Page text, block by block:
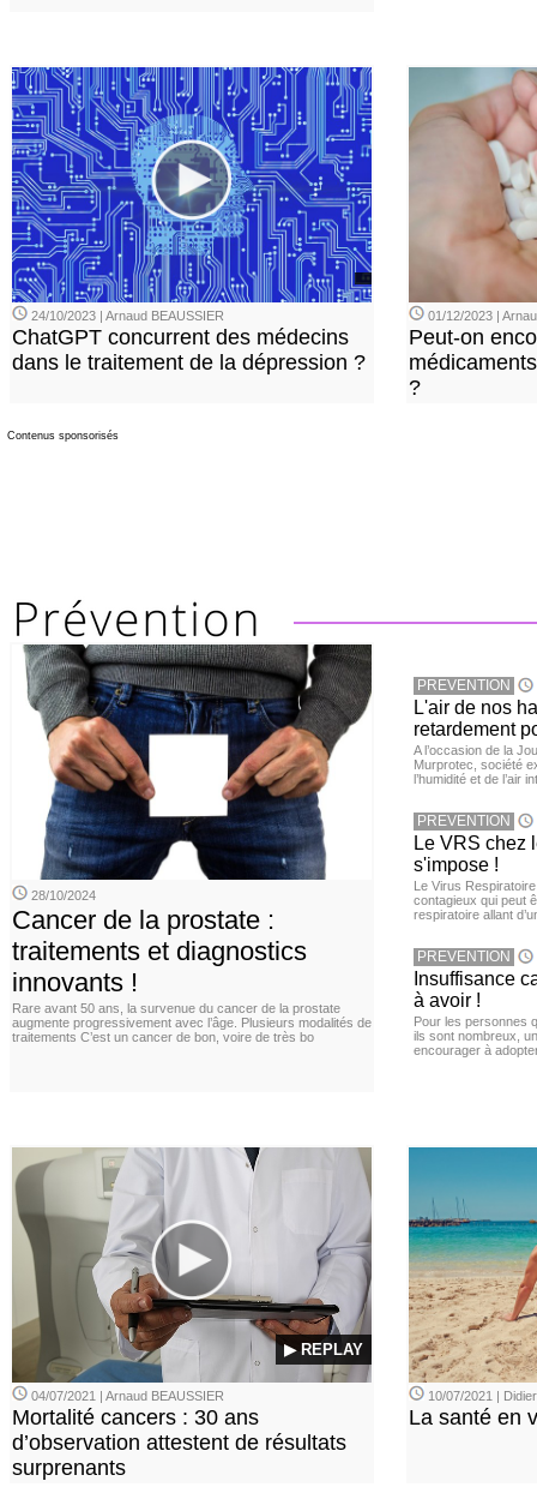
24/10/2023 | Arnaud BEAUSSIER
ChatGPT concurrent des médecins
dans le traitement de la dépression ?
01/12/2023 |
Peut-on
?
Contenus sponsorisés
28/10/2024
Cancer de la prostate :
traitements et diagnostics
innovants !
Rare avant 50 ans, la survenue du cancer de la prostate
augmente progressivement avec l’âge. Plusieurs modalités de
traitements C’est un cancer de bon, voire de très bo
PREVENTION
L'air de nos
retardement
A l’occasion de la
Murprotec, société
l’humidité et de l’air
PREVENTION
Le VRS chez
s'impose !
Le Virus
contagieux qui peut
respiratoire allant
PREVENTION
Insuffisance
à avoir !
Pour les personnes
ils sont nombreux,
encourager à
▶ REPLAY
04/07/2021 | Arnaud BEAUSSIER
Mortalité cancers : 30 ans
d’observation attestent de résultats
surprenants
10/07/2021 |
La santé en